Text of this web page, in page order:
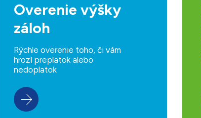
Overenie výšky
záloh
Rýchle overenie toho, či vám
hrozí preplatok alebo
nedoplatok